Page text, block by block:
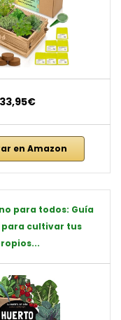
33,95€
en Amazon
para todos: Guía
cultivar tus